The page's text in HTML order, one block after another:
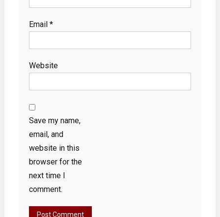
Email *
Website
Save my name,
email, and
website in this
browser for the
next time I
comment.